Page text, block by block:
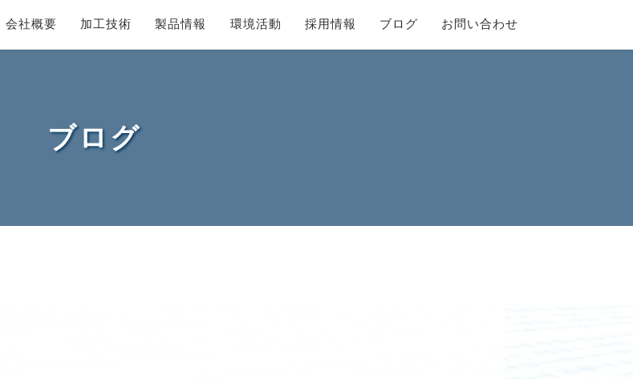
会社概要 加工技術 製品情報 環境活動 採用情報 ブログ お問い合わせ
ブログ